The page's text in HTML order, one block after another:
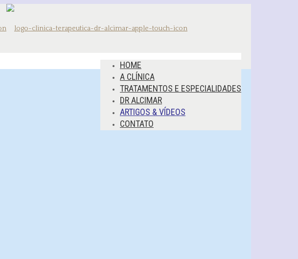
HOME
A CLÍNICA
TRATAMENTOS E ESPECIALIDADES
DR ALCIMAR
ARTIGOS & VÍDEOS
CONTATO